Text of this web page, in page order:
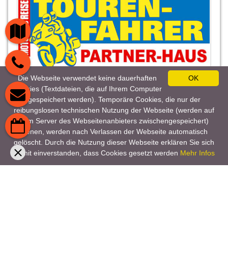
OK
Die Webseite verwendet keine dauerhaften
Cookies (Textdateien, die auf Ihrem Computer
gespeichert werden). Temporäre Cookies, die nur der
reibungslosen technischen Nutzung der Webseite (werden auf
dem Server des Webseitenanbieters zwischengespeichert)
dienen, werden nach Verlassen der Webseite automatisch
gelöscht. Durch die Nutzung dieser Webseite erklären Sie sich
damit einverstanden, dass Cookies gesetzt werden Mehr Infos